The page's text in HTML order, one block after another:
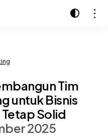
Tim
untuk Bisnis
Solid
2025